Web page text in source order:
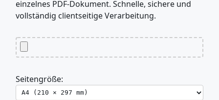
einzelnes PDF-Dokument. Schnelle, sichere und
vollständig clientseitige Verarbeitung.
Seitengröße: